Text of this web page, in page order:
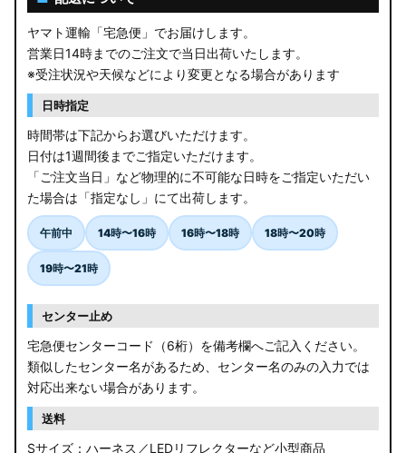
ヤマト運輸「宅急便」でお届けします。
営業日14時までのご注文で当日出荷いたします。
※受注状況や天候などにより変更となる場合があります
日時指定
時間帯は下記からお選びいただけます。
日付は1週間後までご指定いただけます。
「ご注文当日」など物理的に不可能な日時をご指定いただい
た場合は「指定なし」にて出荷します。
午前中 14時〜16時 16時〜18時 18時〜20時
19時〜21時
センター止め
宅急便センターコード（6桁）を備考欄へご記入ください。
類似したセンター名があるため、センター名のみの入力では
対応出来ない場合があります。
送料
Sサイズ：ハーネス／LEDリフレクターなど小型商品